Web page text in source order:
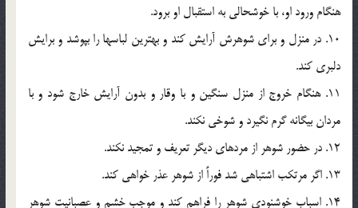
هنگام ورود او، با خوشحالي به استقبال او برود.
10. در منزل و براي شوهرش آرايش كند و بهترين لباسها را بپوشد و برايش
دلبري كند.
11. هنگام خروج از منزل سنگين و با وقار و بدون آرايش خارج شود و با
مردان بيگانه گرم نگيرد و شوخي نكند.
12. در حضور شوهر از مردهاي ديگر تعريف و تمجيد نكند.
13. اگر مرتكب اشتباهي شد فوراً از شوهر عذر خواهي كند.
14. اسباب خوشنودي شوهر را فراهم كند و موجب خشم و عصبانيت شوهر